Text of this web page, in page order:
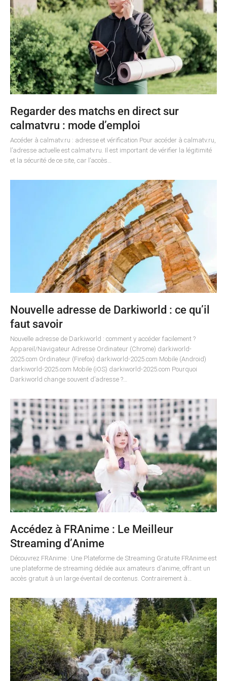
Regarder des matchs en direct sur
calmatvru : mode d’emploi
Accéder à calmatv.ru : adresse et vérification Pour accéder à calmatv.ru,
l’adresse actuelle est calmatv.ru. Il est important de vérifier la légitimité
et la sécurité de ce site, car l’accès…
Nouvelle adresse de Darkiworld : ce qu’il
faut savoir
Nouvelle adresse de Darkiworld : comment y accéder facilement ?
Appareil/Navigateur Adresse Ordinateur (Chrome) darkiworld-
2025.com Ordinateur (Firefox) darkiworld-2025.com Mobile (Android)
darkiworld-2025.com Mobile (iOS) darkiworld-2025.com Pourquoi
Darkiworld change souvent d’adresse ?…
Accédez à FRAnime : Le Meilleur
Streaming d’Anime
Découvrez FRAnime : Une Plateforme de Streaming Gratuite FRAnime est
une plateforme de streaming dédiée aux amateurs d’anime, offrant un
accès gratuit à un large éventail de contenus. Contrairement à…